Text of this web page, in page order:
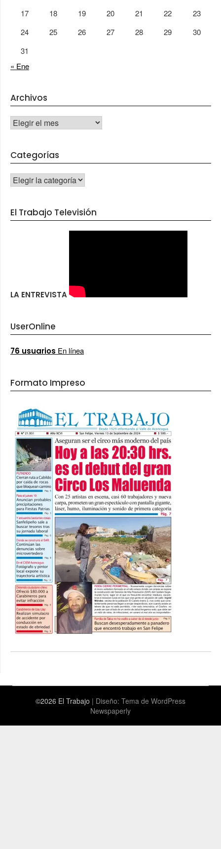
17
18 19 20 21 22
23
24
25 26 27 28 29
30
31
« Ene
Archivos
Archivos
Categorías
CATEGORÍAS
El Trabajo Televisión
LA ENTREVISTA
UserOnline
76 usuarios En línea
Formato Impreso
©2026 El Trabajo | Diseño: Tema de WordPress
Newspaperly